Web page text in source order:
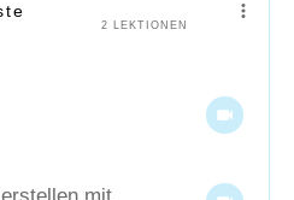
2 LEKTIONEN